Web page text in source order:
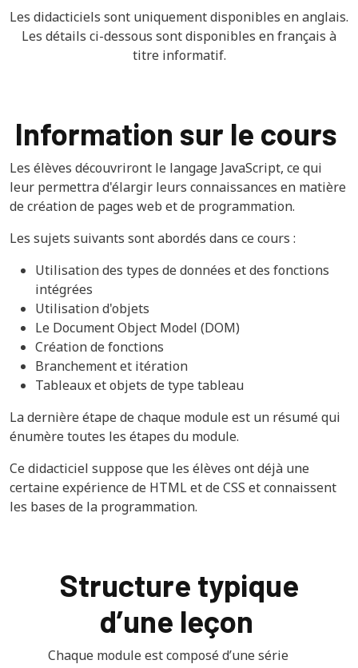
Les didacticiels sont uniquement disponibles en anglais.
Les détails ci-dessous sont disponibles en français à
titre informatif.
Information sur le cours
Les élèves découvriront le langage JavaScript, ce qui
leur permettra d'élargir leurs connaissances en matière
de création de pages web et de programmation.
Les sujets suivants sont abordés dans ce cours :
Utilisation des types de données et des fonctions
intégrées
Utilisation d'objets
Le Document Object Model (DOM)
Création de fonctions
Branchement et itération
Tableaux et objets de type tableau
La dernière étape de chaque module est un résumé qui
énumère toutes les étapes du module.
Ce didacticiel suppose que les élèves ont déjà une
certaine expérience de HTML et de CSS et connaissent
les bases de la programmation.
Structure typique
d’une leçon
Chaque module est composé d’une série